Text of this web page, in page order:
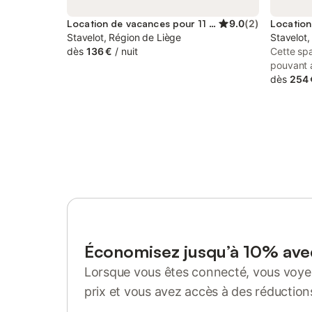
Location de vacances pour 11 personnes 9.0(2)
Stavelot, Région de Liège
dès 136 € / nuit
Cette
pouvant
séjour
une
de
coin
cuisine
dès 254
Économisez jusqu’à 10%
Lorsque vous êtes connecté, vous
prix et vous avez accès à des